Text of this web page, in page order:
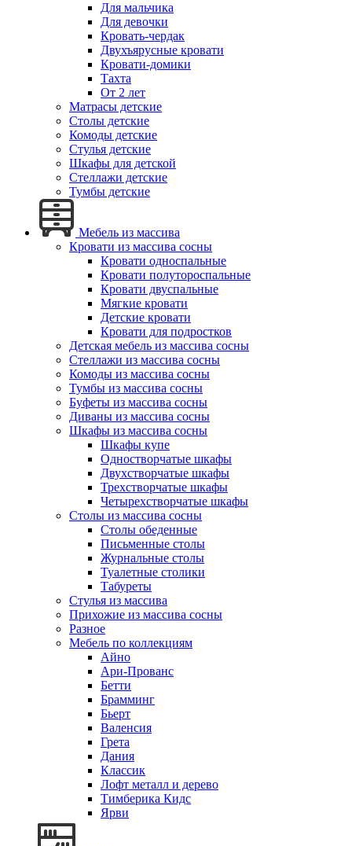
Для мальчика
Для девочки
Кровать-чердак
Двухъярусные кровати
Кровати-домики
Тахта
От 2 лет
Матрасы детские
Столы детские
Комоды детские
Стулья детские
Шкафы для детской
Стеллажи детские
Тумбы детские
Мебель из массива
Кровати из массива сосны
Кровати односпальные
Кровати полутороспальные
Кровати двуспальные
Мягкие кровати
Детские кровати
Кровати для подростков
Детская мебель из массива сосны
Стеллажи из массива сосны
Комоды из массива сосны
Тумбы из массива сосны
Буфеты из массива сосны
Диваны из массива сосны
Шкафы из массива сосны
Шкафы купе
Одностворчатые шкафы
Двухстворчатые шкафы
Трехстворчатые шкафы
Четырехстворчатые шкафы
Столы из массива сосны
Столы обеденные
Письменные столы
Журнальные столы
Туалетные столики
Табуреты
Стулья из массива
Прихожие из массива сосны
Разное
Мебель по коллекциям
Айно
Ари-Прованс
Бетти
Брамминг
Бьерт
Валенсия
Грета
Дания
Классик
Лофт металл и дерево
Тимберика Кидс
Ярви